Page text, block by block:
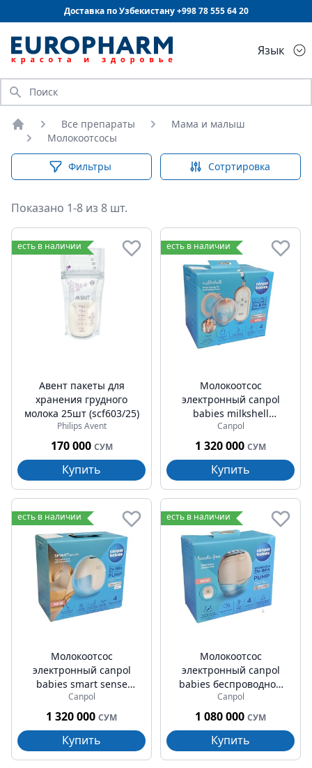
Доставка по Узбекистану +99878 555 64 20
Язык
Искать
Главная
Все препараты
Мама и малыш
Молокоотсосы
Фильтры Сотртировка
Показано 1-8 из 8 шт.
Молокоотсосы
есть в наличии
Авент пакеты для
хранения грудного
молока 25шт (scf603/25)
Philips Avent
170 000 СУМ
Купить
есть в наличии
Молокоотсос
электронный canpol
babies milkshell
беспроводной (20/106)
Canpol
1 320 000 СУМ
Купить
есть в наличии
Молокоотсос
электронный canpol
babies smart sense
беспроводной (20/115)
Canpol
1 320 000 СУМ
Купить
есть в наличии
Молокоотсос
электронный canpol
babies беспроводной
(20/100)
Canpol
1 080 000 СУМ
Купить